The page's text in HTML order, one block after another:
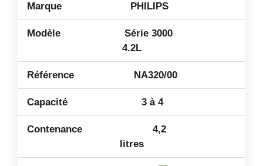
PHILIPS
Série 3000
4.2L
NA320/00
3 à 4
4,2
litres